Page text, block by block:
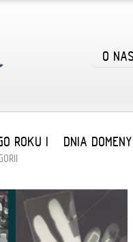
O
ROKU I… DNIA